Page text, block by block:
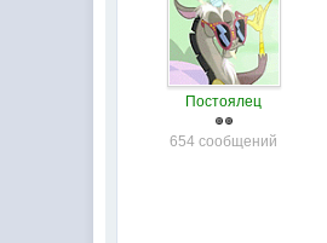
Постоялец
654 сообщений